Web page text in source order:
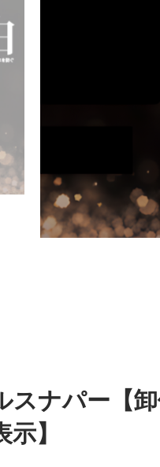
スナパー【
】